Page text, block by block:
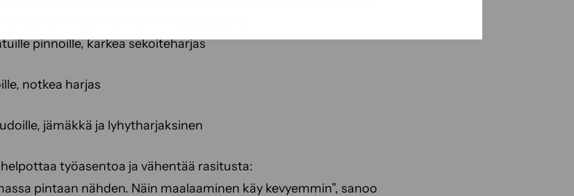
pinnoille, karkea sekoiteharjas
notkea harjas
jämäkkä ja lyhytharjaksinen
työasentoa ja vähentää rasitusta:
pintaan nähden. Näin maalaaminen käy kevyemmin”, sanoo